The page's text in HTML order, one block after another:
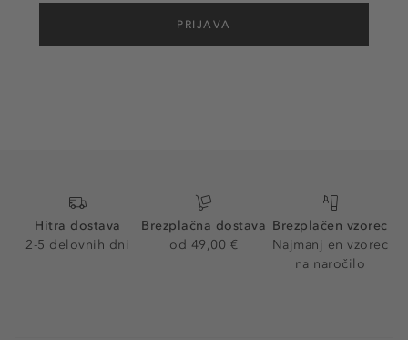
PRIJAVA
Hitra dostava
2-5 delovnih dni
Brezplačna dostava
od 49,00 €
Brezplačen vzorec
Najmanj en vzorec
na naročilo